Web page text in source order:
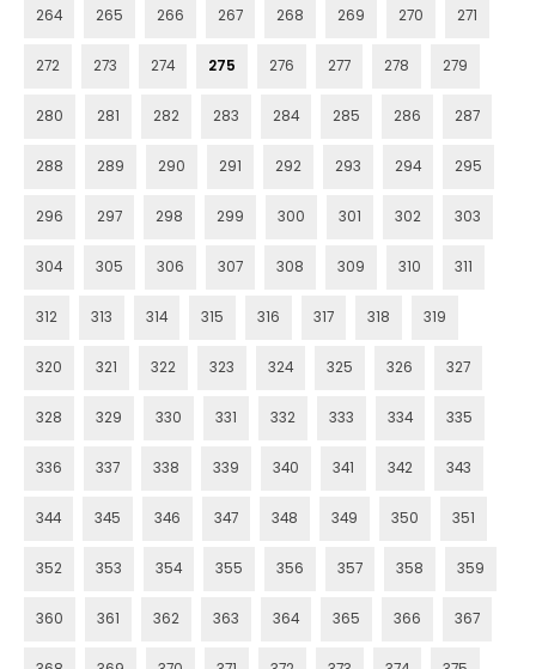
264 265 266 267 268 269 270 271
272 273 274 275 276 277 278 279
280 281 282 283 284 285 286 287
288 289 290 291 292 293 294 295
296 297 298 299 300 301 302 303
304 305 306 307 308 309 310 311
312 313 314 315 316 317 318 319
320 321 322 323 324 325 326 327
328 329 330 331 332 333 334 335
336 337 338 339 340 341 342 343
344 345 346 347 348 349 350 351
352 353 354 355 356 357 358 359
360 361 362 363 364 365 366 367